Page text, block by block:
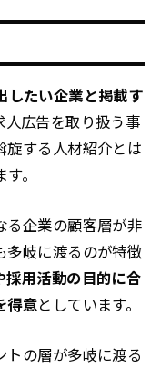
したい企業と掲載す
人広告を取り扱う事
旋する人材紹介とは
。
る企業の顧客層が非
多岐に渡るのが特徴
採用活動の目的に合
得意としています。
トの層が多岐に渡る